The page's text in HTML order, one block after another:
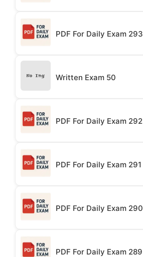
PDF For Daily Exam 293
Written Exam 50
PDF For Daily Exam 292
PDF For Daily Exam 291
PDF For Daily Exam 290
PDF For Daily Exam 289